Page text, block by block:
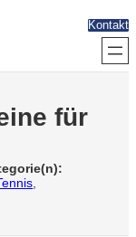
Kontakt
für